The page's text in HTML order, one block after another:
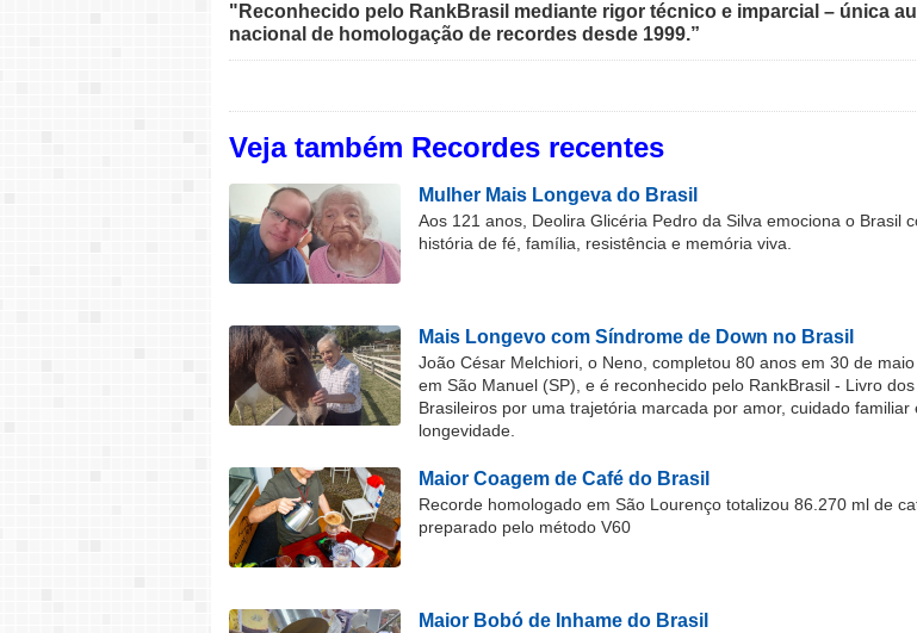
"Reconhecido pelo RankBrasil mediante rigor técnico e imparcial – única
nacional de homologação de recordes desde 1999.”
Veja também Recordes recentes
Mulher Mais Longeva do Brasil
Aos 121 anos, Deolira Glicéria Pedro da Silva emociona o Brasil
história de fé, família, resistência e memória viva.
Mais Longevo com Síndrome de Down no Brasil
João César Melchiori, o Neno, completou 80 anos em 30 de
em São Manuel (SP), e é reconhecido pelo RankBrasil - Livro
Brasileiros por uma trajetória marcada por amor, cuidado familiar
longevidade.
Maior Coagem de Café do Brasil
Recorde homologado em São Lourenço totalizou 86.270 ml de
preparado pelo método V60
Maior Bobó de Inhame do Brasil